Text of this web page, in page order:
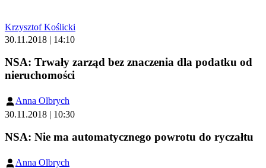
Krzysztof Koślicki
30.11.2018 | 14:10
NSA: Trwały zarząd bez znaczenia dla podatku od
nieruchomości
Anna Olbrych
30.11.2018 | 10:30
NSA: Nie ma automatycznego powrotu do ryczałtu
Anna Olbrych